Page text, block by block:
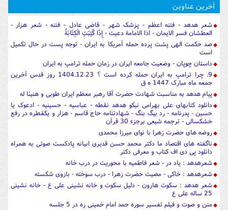
آخرین عناوین
شعر هدهد - فتنه اعظم - پزشک شهر - قاضی عادل - فتنه - شعر هزار -
العطشان فسر الایمان - اذا الامامة دعیت - إِذَا كُتِبَتِ الْكِتَابَةُ
صد حکمت الهی پشت پرده حمله آمریکا به ایران - توجه پست در حال تکمیل
است
داستان چوپان - وضعیت جامعه ایران در زمان حمله ترامپ به ایران
9. چرا ترامپ به ایران حمله کرده است ؟ 1404.12.23 روز قدس آخرین
جمعه ماه مبارک 1447 ه ق
پیام هدهد به مناسبت شهادت حضرت آقا رهبر معظم ایران طوبی و هنیئا له
دانلود کتابهای علی بهرامی نیکو هدهد نقطه - عباسیه - حسینیه - ادعوک یا
حسین - پدرنامه - رد بیگ بنگ - شهادتنامه حاج قاسم - هزار و یکقطره در رفع
خشکسالی - ترجمه شیعی برجزء 30 قرآن
روضه های حضرت زهرا با نوای میرزا محمدی
ناگفته های اقتصاد ما دکتر محمد حسن قدیری ابیانه پادکست صوتی به همراه
دانلود پی دی اف کتاب و معرفی دکتر
شعرهدهد : یاد در - شعر فاطمیه با محوریت در درب خانه
شعرهدهد : خاکی - مصیت حضرت زهرا - درب سوخته - بازوی شکسته
شعر هدهد : سکوت هارون - دلیل سکوت و خانه نشینی علی ع - خانه نشینی
25 ساله علی ع
متن و صوت و فیلم تفسیر سوره حمد امام خمینی ره در 5 جلسه